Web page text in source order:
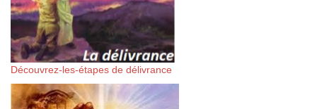
Découvrez-les-étapes de délivrance